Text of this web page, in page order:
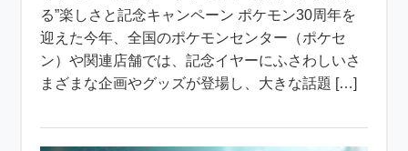
る”楽しさと記念キャンペーン ポケモン30周年を
迎えた今年、全国のポケモンセンター（ポケセ
ン）や関連店舗では、記念イヤーにふさわしいさ
まざまな企画やグッズが登場し、大きな話題 […]